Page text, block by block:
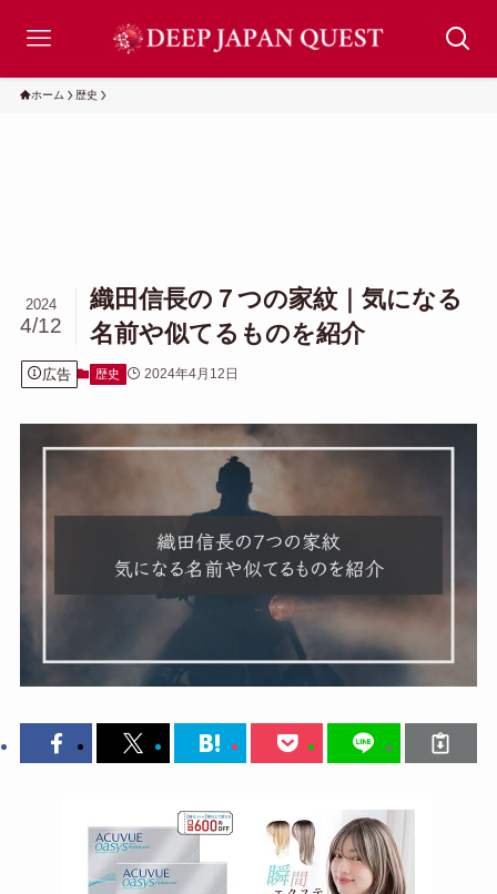
ホーム 歴史
織田信長の７つの家紋｜気になる
名前や似てるものを紹介
2024
4/12
広告 歴史 2024年4月12日